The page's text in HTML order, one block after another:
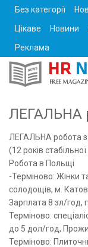
Без категорії
Цікаве
Новини
Реклама
ЛЕГАЛЬНА
ЛЕГАЛЬНА робота
(12 років
Робота в Польщі
-Терміново: Жінки
солодощів, м.
Зарплата 8 зл/год,
Терміново:
до 5 дол/год,
Терміново: